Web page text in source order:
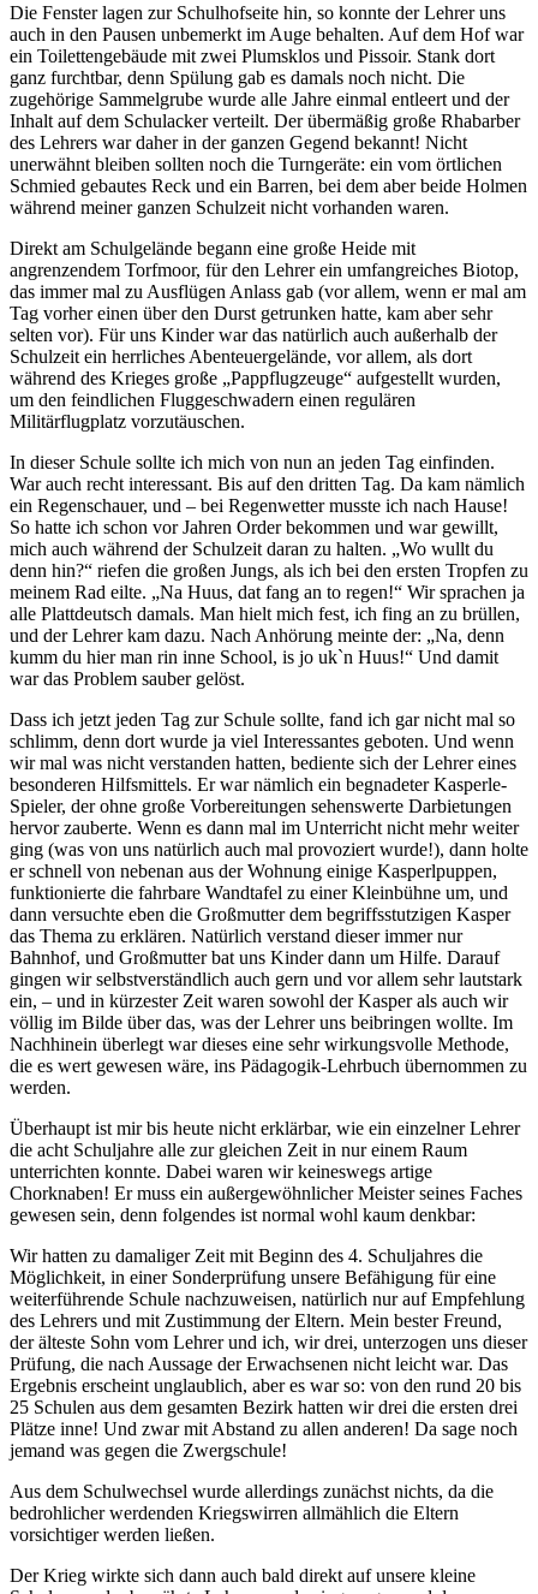
Die Fenster lagen zur Schulhofseite hin, so konnte der Lehrer uns
auch in den Pausen unbemerkt im Auge behalten. Auf dem Hof war
ein Toilettengebäude mit zwei Plumsklos und Pissoir. Stank dort
ganz furchtbar, denn Spülung gab es damals noch nicht. Die
zugehörige Sammelgrube wurde alle Jahre einmal entleert und der
Inhalt auf dem Schulacker verteilt. Der übermäßig große Rhabarber
des Lehrers war daher in der ganzen Gegend bekannt! Nicht
unerwähnt bleiben sollten noch die Turngeräte: ein vom örtlichen
Schmied gebautes Reck und ein Barren, bei dem aber beide Holmen
während meiner ganzen Schulzeit nicht vorhanden waren.
Direkt am Schulgelände begann eine große Heide mit
angrenzendem Torfmoor, für den Lehrer ein umfangreiches Biotop,
das immer mal zu Ausflügen Anlass gab (vor allem, wenn er mal am
Tag vorher einen über den Durst getrunken hatte, kam aber sehr
selten vor). Für uns Kinder war das natürlich auch außerhalb der
Schulzeit ein herrliches Abenteuergelände, vor allem, als dort
während des Krieges große
Pappflugzeuge
aufgestellt wurden,
um den feindlichen Fluggeschwadern einen regulären
Militärflugplatz vorzutäuschen.
In dieser Schule sollte ich mich von nun an jeden Tag einfinden.
War auch recht interessant. Bis auf den dritten Tag. Da kam nämlich
ein Regenschauer, und – bei Regenwetter musste ich nach Hause!
So hatte ich schon vor Jahren Order bekommen und war gewillt,
mich auch während der Schulzeit daran zu halten.
Wo wullt du
denn hin?
riefen die großen Jungs, als ich bei den ersten Tropfen zu
meinem Rad eilte.
Na Huus, dat fang an to regen!
Wir sprachen ja
alle Plattdeutsch damals. Man hielt mich fest, ich fing an zu brüllen,
und der Lehrer kam dazu. Nach Anhörung meinte der:
Na, denn
kumm du hier man rin inne School, is jo uk`n Huus!
Und damit
war das Problem sauber gelöst.
Dass ich jetzt jeden Tag zur Schule sollte, fand ich gar nicht mal so
schlimm, denn dort wurde ja viel Interessantes geboten. Und wenn
wir mal was nicht verstanden hatten, bediente sich der Lehrer eines
besonderen Hilfsmittels. Er war nämlich ein begnadeter Kasperle-
Spieler, der ohne große Vorbereitungen sehenswerte Darbietungen
hervor zauberte. Wenn es dann mal im Unterricht nicht mehr weiter
ging (was von uns natürlich auch mal provoziert wurde!), dann holte
er schnell von nebenan aus der Wohnung einige Kasperlpuppen,
funktionierte die fahrbare Wandtafel zu einer Kleinbühne um, und
dann versuchte eben die Großmutter dem begriffsstutzigen Kasper
das Thema zu erklären. Natürlich verstand dieser immer nur
Bahnhof, und Großmutter bat uns Kinder dann um Hilfe. Darauf
gingen wir selbstverständlich auch gern und vor allem sehr lautstark
ein, – und in kürzester Zeit waren sowohl der Kasper als auch wir
völlig im Bilde über das, was der Lehrer uns beibringen wollte. Im
Nachhinein überlegt war dieses eine sehr wirkungsvolle Methode,
die es wert gewesen wäre, ins Pädagogik-Lehrbuch übernommen zu
werden.
Überhaupt ist mir bis heute nicht erklärbar, wie ein einzelner Lehrer
die acht Schuljahre alle zur gleichen Zeit in nur einem Raum
unterrichten konnte. Dabei waren wir keineswegs artige
Chorknaben! Er muss ein außergewöhnlicher Meister seines Faches
gewesen sein, denn folgendes ist normal wohl kaum denkbar:
Wir hatten zu damaliger Zeit mit Beginn des 4. Schuljahres die
Möglichkeit, in einer Sonderprüfung unsere Befähigung für eine
weiterführende Schule nachzuweisen, natürlich nur auf Empfehlung
des Lehrers und mit Zustimmung der Eltern. Mein bester Freund,
der älteste Sohn vom Lehrer und ich, wir drei, unterzogen uns dieser
Prüfung, die nach Aussage der Erwachsenen nicht leicht war. Das
Ergebnis erscheint unglaublich, aber es war so: von den rund 20 bis
25 Schulen aus dem gesamten Bezirk hatten wir drei die ersten drei
Plätze inne! Und zwar mit Abstand zu allen anderen! Da sage noch
jemand was gegen die Zwergschule!
Aus dem Schulwechsel wurde allerdings zunächst nichts, da die
bedrohlicher werdenden Kriegswirren allmählich die Eltern
vorsichtiger werden ließen.
Der Krieg wirkte sich dann auch bald direkt auf unsere kleine